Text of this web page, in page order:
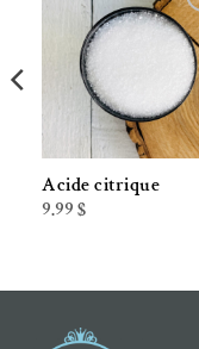
Ajouter à la liste de souhaits
Acide citrique
9.99 $